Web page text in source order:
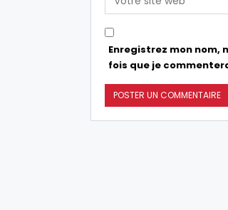
Enregistrez mon nom,
fois que je